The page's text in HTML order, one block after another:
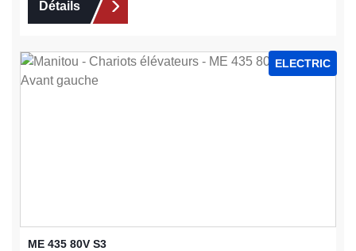
Détails
ELECTRIC
ME 435 80V S3